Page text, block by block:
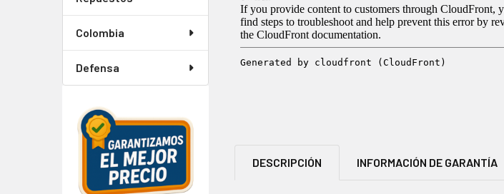
Colombia
Defensa
DESCRIPCIÓN INFORMACIÓN DE GARANTÍA